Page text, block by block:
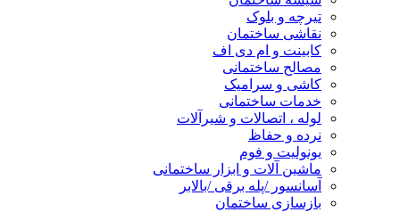
تیرچه و بلوک
نقاشی ساختمان
کابینت و ام دی اف
مصالح ساختمانی
کاشی و سرامیک
خدمات ساختمانی
لوله ، اتصالات و شیرآلات
نرده و حفاظ
یونولیت و فوم
ماشین آلات و ابزار ساختمانی
آسانسور /پله برقی /بالابر
بازسازی ساختمان